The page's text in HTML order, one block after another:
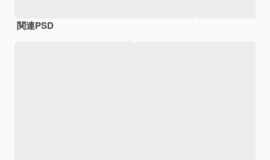
関連PSD